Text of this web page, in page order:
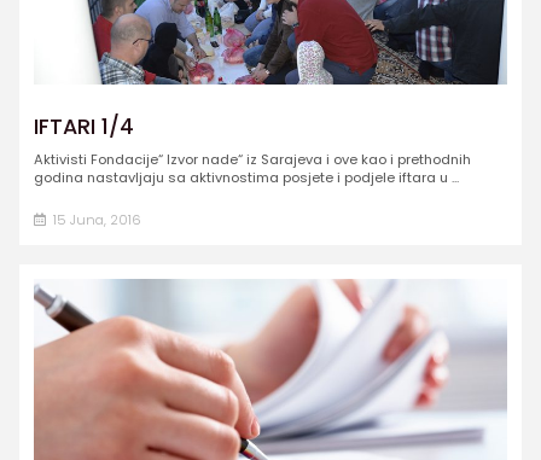
IFTARI 1/4
Aktivisti Fondacije“ Izvor nade“ iz Sarajeva i ove kao i prethodnih
godina nastavljaju sa aktivnostima posjete i podjele iftara u ...
15 Juna, 2016